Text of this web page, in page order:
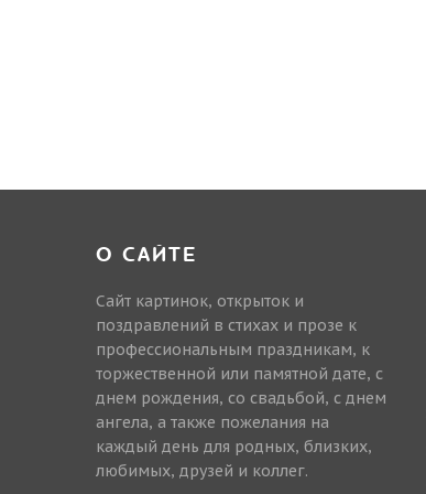
О САЙТЕ
Сайт картинок, открыток и
поздравлений в стихах и прозе к
профессиональным праздникам, к
торжественной или памятной дате, с
днем рождения, со свадьбой, с днем
ангела, а также пожелания на
каждый день для родных, близких,
любимых, друзей и коллег.